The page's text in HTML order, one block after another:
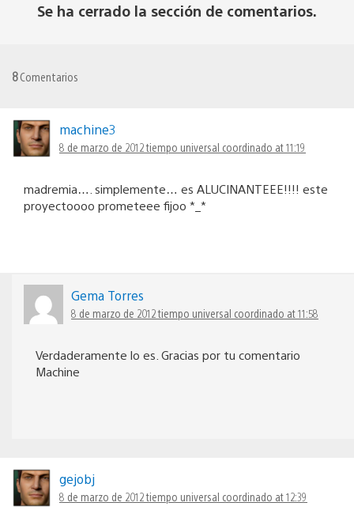
Se ha cerrado la sección de comentarios.
8Comentarios
machine3
8 de marzo de 2012 tiempo universal coordinado at 11:19
madremia…. simplemente… es ALUCINANTEEE!!!! este
proyectoooo prometeee fijoo *_*
Gema Torres
8 de marzo de 2012 tiempo universal coordinado at 11:58
Verdaderamente lo es. Gracias por tu comentario
Machine
gejobj
8 de marzo de 2012 tiempo universal coordinado at 12:39